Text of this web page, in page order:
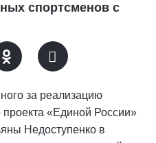
спортсменов с
за реализацию
проекта «Единой России»
Недоступенко в